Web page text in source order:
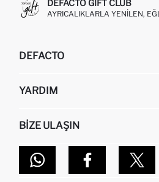
DEFACTO GIFT CLUB
AYRICALIKLARLA YENILEN,
DEFACTO
HAKKIMIZDA
KURUMSAL SATIŞ
DEFACTO TEKNOLOJI
SITEMAP
YARDIM
SIPARIŞIMI NASIL TAKIP EDERIM?
NASIL İADE EDERIM?
GIFT CLUB SIKÇA SORULAN SORULAR
İŞLEM REHBERI
BIZE ULAŞIN
MAĞAZALARIMIZ
İLETIŞIM FORMU